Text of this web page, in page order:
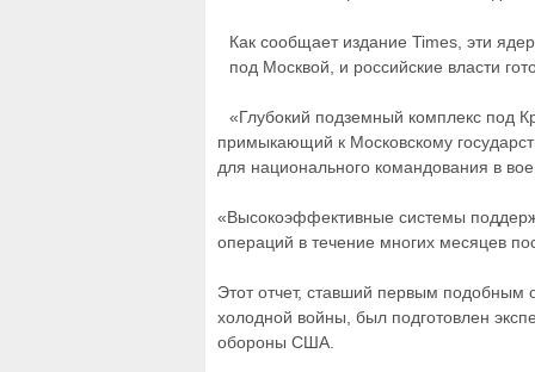
Как сообщает издание Times, эти
под Москвой, и российские власти
«Глубокий подземный комплекс под
примыкающий к Московскому
для национального командования в
«Высокоэффективные системы
операций в течение многих месяцев
Этот отчет, ставший первым подобным
холодной войны, был подготовлен
обороны США.